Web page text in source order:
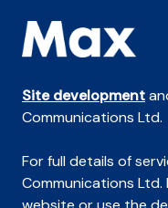
Site development
Communications Ltd.
For full details of
Communications Ltd.